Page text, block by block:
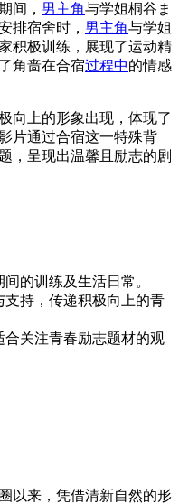
间， 男主角与学姐桐谷ま
排宿舍时， 男主角与学姐
积极训练，展现了运动精
角啬在合宿过程中的情感
向上的形象出现，体现了
片通过合宿这一特殊背
，呈现出温馨且励志的剧
的训练及生活日常。
持，传递积极向上的青
关注青春励志题材的观
以来，凭借清新自然的形